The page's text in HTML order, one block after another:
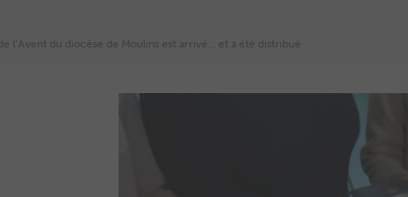
l’Avent du diocèse de Moulins est arrivé… et a été distribué